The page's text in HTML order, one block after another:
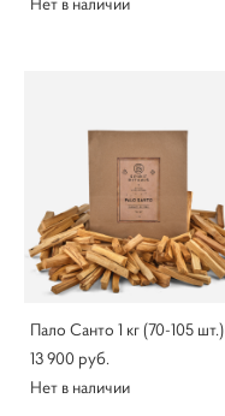
Пало Санто 1 кг (70-105 шт.)
13 900 pуб.
Нет в наличии